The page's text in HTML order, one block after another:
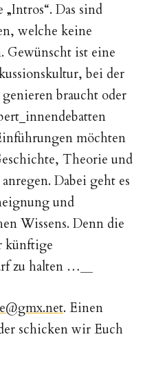
Das sind
welche keine
Gewünscht ist eine
bei der
braucht oder
möchten
Theorie und
Dabei geht es
und
Wissens. Denn die
künftige
zu halten …
. Einen
schicken wir Euch